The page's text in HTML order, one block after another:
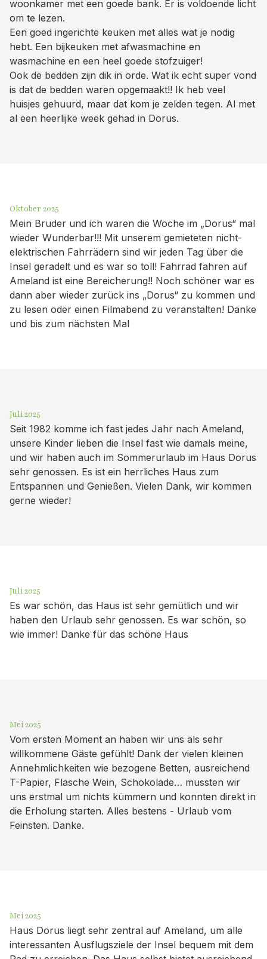
woonkamer met een goede bank. Er is voldoende licht
om te lezen.
Een goed ingerichte keuken met alles wat je nodig
hebt. Een bijkeuken met afwasmachine en
wasmachine en een heel goede stofzuiger!
Ook de bedden zijn dik in orde. Wat ik echt super vond
is dat de bedden waren opgemaakt!! Ik heb veel
huisjes gehuurd, maar dat kom je zelden tegen. Al met
al een heerlijke week gehad in Dorus.
Oktober 2025
Mein Bruder und ich waren die Woche im „Dorus“ mal
wieder Wunderbar!!! Mit unserem gemieteten nicht-
elektrischen Fahrrädern sind wir jeden Tag über die
Insel geradelt und es war so toll! Fahrrad fahren auf
Ameland ist eine Bereicherung!! Noch schöner war es
dann aber wieder zurück ins „Dorus“ zu kommen und
zu lesen oder einen Filmabend zu veranstalten! Danke
und bis zum nächsten Mal
Juli 2025
Seit 1982 komme ich fast jedes Jahr nach Ameland,
unsere Kinder lieben die Insel fast wie damals meine,
und wir haben auch im Sommerurlaub im Haus Dorus
sehr genossen. Es ist ein herrliches Haus zum
Entspannen und Genießen. Vielen Dank, wir kommen
gerne wieder!
Juli 2025
Es war schön, das Haus ist sehr gemütlich und wir
haben den Urlaub sehr genossen. Es war schön, so
wie immer! Danke für das schöne Haus
Mei 2025
Vom ersten Moment an haben wir uns als sehr
willkommene Gäste gefühlt! Dank der vielen kleinen
Annehmlichkeiten wie bezogene Betten, ausreichend
T-Papier, Flasche Wein, Schokolade… mussten wir
uns erstmal um nichts kümmern und konnten direkt in
die Erholung starten. Alles bestens - Urlaub vom
Feinsten. Danke.
Mei 2025
Haus Dorus liegt sehr zentral auf Ameland, um alle
interessanten Ausflugsziele der Insel bequem mit dem